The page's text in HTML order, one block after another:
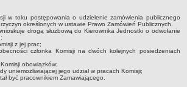
w toku postępowania o udzielenie zamówienia publicznego
określonych w ustawie Prawo Zamówień Publicznych.
drogą służbową do Kierownika Jednostki o odwołanie
z jej prac;
członka Komisji na dwóch kolejnych posiedzeniach
obowiązków;
uniemożliwiającej jego udział w pracach Komisji;
być pracownikiem Zamawiającego.